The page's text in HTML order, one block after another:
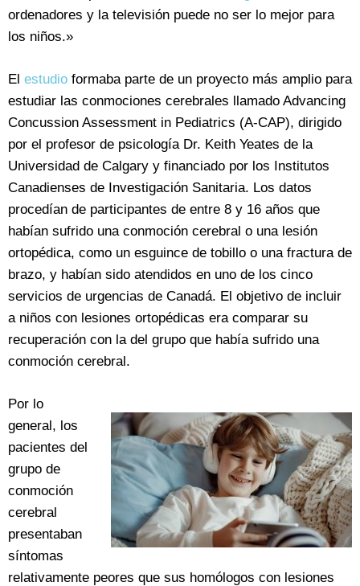
ordenadores y la televisión puede no ser lo mejor para
los niños.»
El estudio formaba parte de un proyecto más amplio para
estudiar las conmociones cerebrales llamado Advancing
Concussion Assessment in Pediatrics (A-CAP), dirigido
por el profesor de psicología Dr. Keith Yeates de la
Universidad de Calgary y financiado por los Institutos
Canadienses de Investigación Sanitaria. Los datos
procedían de participantes de entre 8 y 16 años que
habían sufrido una conmoción cerebral o una lesión
ortopédica, como un esguince de tobillo o una fractura de
brazo, y habían sido atendidos en uno de los cinco
servicios de urgencias de Canadá. El objetivo de incluir
a niños con lesiones ortopédicas era comparar su
recuperación con la del grupo que había sufrido una
conmoción cerebral.
Por lo
general, los
pacientes del
grupo de
conmoción
cerebral
presentaban
síntomas
relativamente peores que sus homólogos con lesiones